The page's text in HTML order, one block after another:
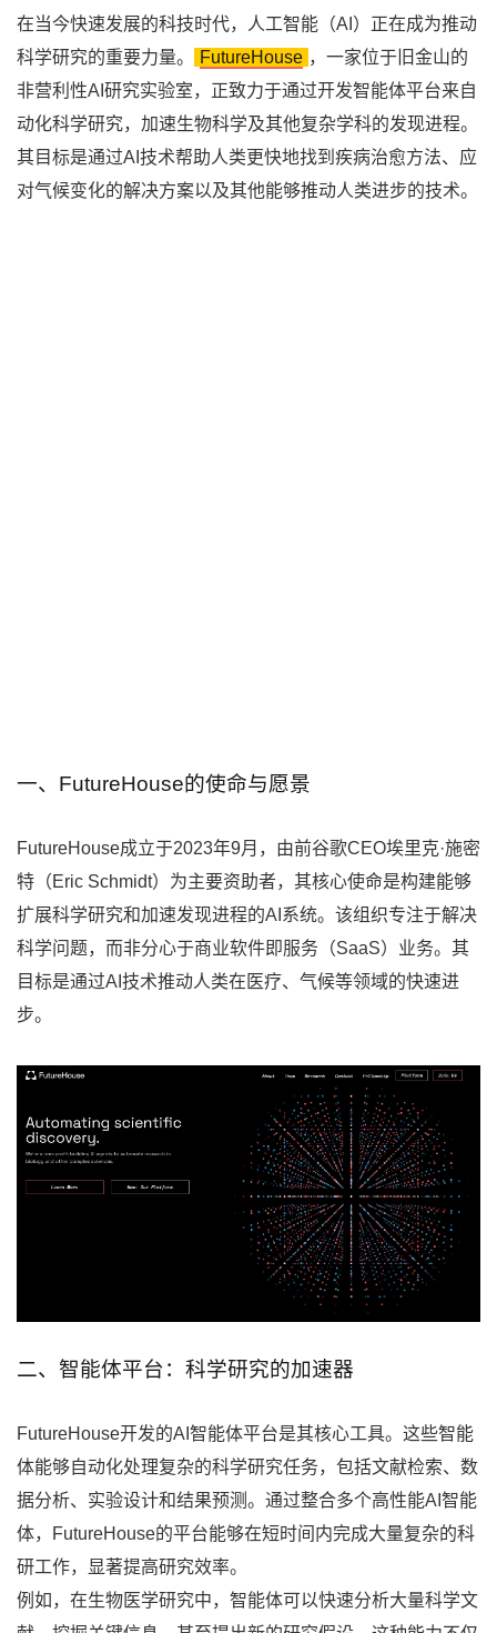
在当今快速发展的科技时代，人工智能（AI）正在成为推动
科学研究的重要力量。
FutureHouse ，一家位于旧金山的
非营利性AI研究实验室，正致力于通过开发智能体平台来自
动化科学研究，加速生物科学及其他复杂学科的发现进程。
其目标是通过AI技术帮助人类更快地找到疾病治愈方法、应
对气候变化的解决方案以及其他能够推动人类进步的技术。
一、FutureHouse的使命与愿景
FutureHouse成立于2023年9月，由前谷歌CEO埃里克·施密
特（Eric Schmidt）为主要资助者，其核心使命是构建能够
扩展科学研究和加速发现进程的AI系统。该组织专注于解决
科学问题，而非分心于商业软件即服务（SaaS）业务。其
目标是通过AI技术推动人类在医疗、气候等领域的快速进
步。
二、智能体平台：科学研究的加速器
FutureHouse开发的AI智能体平台是其核心工具。这些智能
体能够自动化处理复杂的科学研究任务，包括文献检索、数
据分析、实验设计和结果预测。通过整合多个高性能AI智能
体，FutureHouse的平台能够在短时间内完成大量复杂的科
研工作，显著提高研究效率。
例如，在生物医学研究中，智能体可以快速分析大量科学文